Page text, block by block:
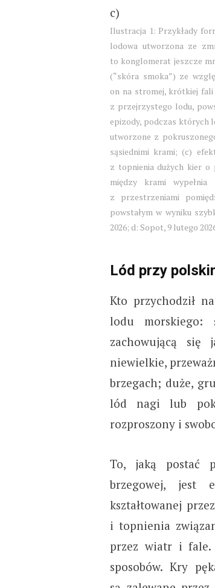
c)
Ilustracja 1: Przykłady
lodowa utworzona ze
to konglomerat jeszcze
(“skóra smoka”) ze
on na stromej, krótkiej
z przejrzystego lodu,
epizody, podczas których
utworzone z
sąsiednimi krami; (c)
z topnienia dużych kier o
między krami
z przestrzeniami
powstałym w wyniku
2026; d: Sopot, 9 lutego
Lód przy
Kto przychodził
lodu morskiego:
zachowującą się
niewielkie,
brzegach; duże,
lód nagi lub
rozproszony i
To, jaką postać
brzegowej, jest
kształtowanej
i topnienia
przez wiatr i fale.
sposobów. Kry